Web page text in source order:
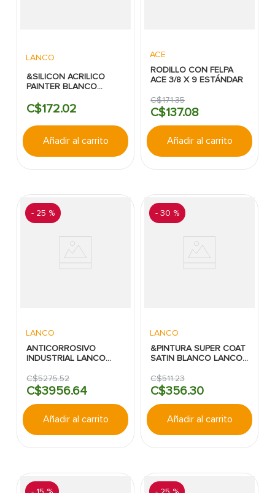
LANCO
&SILICON ACRILICO
PAINTER BLANCO
C$172.02
Añadir al carrito
ACE
RODILLO CON FELPA
ACE 3/8 X 9 ESTÁNDAR
C$171.35
C$137.08
Añadir al carrito
- 25 %
LANCO
ANTICORROSIVO
INDUSTRIAL LANCO
BRILLANTE INTERMEDIA
C$5275.52
C$3956.64
Añadir al carrito
- 30 %
LANCO
&PINTURA SUPER COAT
SATIN BLANCO LANCO
C$511.23
C$356.30
Añadir al carrito